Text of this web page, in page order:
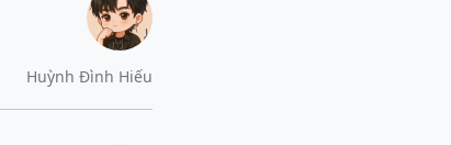
Huỳnh Đình Hiếu